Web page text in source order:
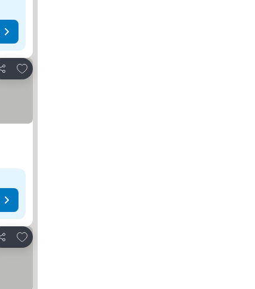
Partilhar
Adicionar aos favoritos
Partilhar
Adicionar aos favoritos